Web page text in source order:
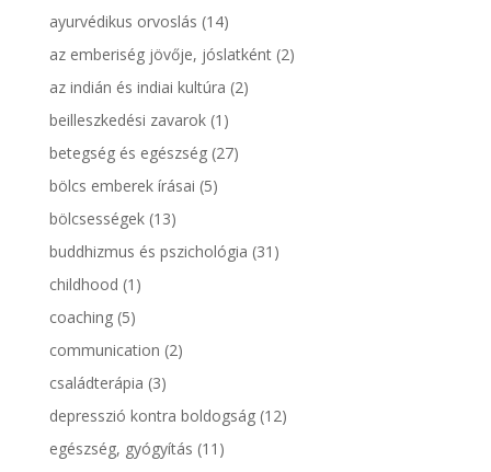
ayurvédikus orvoslás (14)
az emberiség jövője, jóslatként(2)
az indián és indiai kultúra (2)
beilleszkedési zavarok(1)
betegség és egészség(27)
bölcs emberek írásai (5)
bölcsességek(13)
buddhizmus és pszichológia (31)
childhood (1)
coaching(5)
communication (2)
családterápia (3)
depresszió kontra boldogság(12)
egészség, gyógyítás (11)